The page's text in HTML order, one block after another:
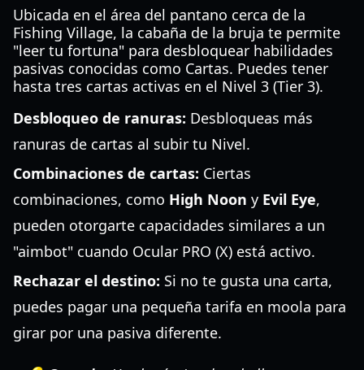
Ubicada en el área del pantano cerca de la
Fishing Village, la cabaña de la bruja te permite
"leer tu fortuna" para desbloquear habilidades
pasivas conocidas como Cartas. Puedes tener
hasta tres cartas activas en el Nivel 3 (Tier 3).
Desbloqueo de ranuras: Desbloqueas más
ranuras de cartas al subir tu Nivel.
Combinaciones de cartas: Ciertas
combinaciones, como High Noon y Evil Eye,
pueden otorgarte capacidades similares a un
"aimbot" cuando Ocular PRO (X) está activo.
Rechazar el destino: Si no te gusta una carta,
puedes pagar una pequeña tarifa en moola para
girar por una pasiva diferente.